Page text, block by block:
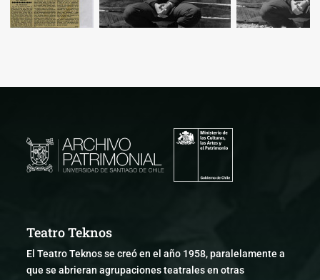
Teatro Teknos
El Teatro Teknos se creó en el año 1958, paralelamente a
que se abrieran agrupaciones teatrales en otras